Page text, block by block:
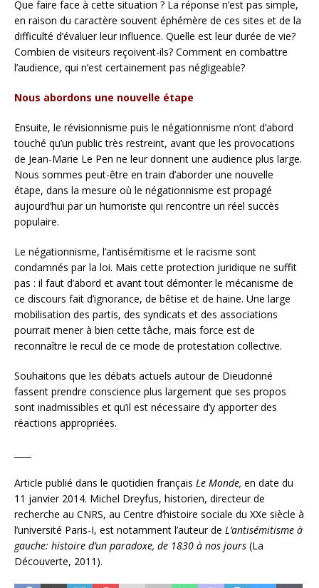
Que faire face à cette situation ? La réponse n’est pas simple,
en raison du caractère souvent éphémère de ces sites et de la
difficulté d’évaluer leur influence. Quelle est leur durée de vie?
Combien de visiteurs reçoivent-ils? Comment en combattre
l’audience, qui n’est certainement pas négligeable?
Nous abordons une nouvelle étape
Ensuite, le révisionnisme puis le négationnisme n’ont d’abord
touché qu’un public très restreint, avant que les provocations
de Jean-Marie Le Pen ne leur donnent une audience plus large.
Nous sommes peut-être en train d’aborder une nouvelle
étape, dans la mesure où le négationnisme est propagé
aujourd’hui par un humoriste qui rencontre un réel succès
populaire.
Le négationnisme, l’antisémitisme et le racisme sont
condamnés par la loi. Mais cette protection juridique ne suffit
pas : il faut d’abord et avant tout démonter le mécanisme de
ce discours fait d’ignorance, de bêtise et de haine. Une large
mobilisation des partis, des syndicats et des associations
pourrait mener à bien cette tâche, mais force est de
reconnaître le recul de ce mode de protestation collective.
Souhaitons que les débats actuels autour de Dieudonné
fassent prendre conscience plus largement que ses propos
sont inadmissibles et qu’il est nécessaire d’y apporter des
réactions appropriées.
Article publié dans le quotidien français Le Monde, en date du
11 janvier 2014. Michel Dreyfus, historien, directeur de
recherche au CNRS, au Centre d’histoire sociale du XXe siècle à
l’université Paris-I, est notamment l’auteur de L’antisémitisme à
gauche: histoire d’un paradoxe, de 1830 à nos jours (La
Découverte, 2011).